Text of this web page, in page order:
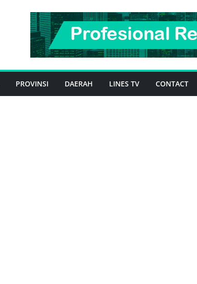
PROVINSI DAERAH LINES TV CONTACT